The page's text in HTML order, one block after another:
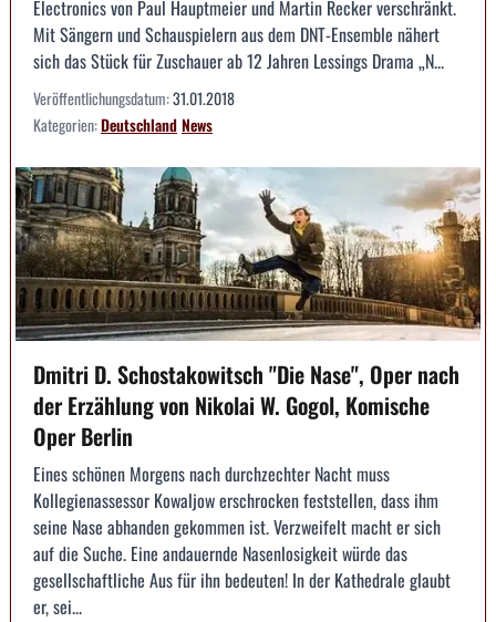
Electronics von Paul Hauptmeier und Martin Recker verschränkt.
Mit Sängern und Schauspielern aus dem DNT-Ensemble nähert
sich das Stück für Zuschauer ab 12 Jahren Lessings Drama „N...
Veröffentlichungsdatum:31.01.2018
Kategorien:DeutschlandNews
Dmitri D. Schostakowitsch "Die Nase", Oper nach
der Erzählung von Nikolai W. Gogol, Komische
Oper Berlin
Eines schönen Morgens nach durchzechter Nacht muss
Kollegienassessor Kowaljow erschrocken feststellen, dass ihm
seine Nase abhanden gekommen ist. Verzweifelt macht er sich
auf die Suche. Eine andauernde Nasenlosigkeit würde das
gesellschaftliche Aus für ihn bedeuten! In der Kathedrale glaubt
er, sei...